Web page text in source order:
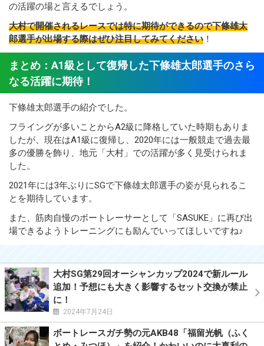
の活躍の場と言えるでしょう。
大村で開催されるレースでは特に期待ができるので下條雄太
郎選手が出場する際はぜひ注目してみてください ！
まとめ：A1級として復帰した下條雄太郎選手のさら
なる活躍に期待！
下條雄太郎選手の紹介でした。
フライングが多いことからA2級に降格していた時期もありま
したが、現在はA1級に復帰し、2020年には一般競走で過去最
多の優勝を飾り、地元「大村」での活躍が多く見受けられま
した。
2021年には3年ぶりにSGで下條雄太郎選手の姿が見られるこ
とを期待しています。
また、筋肉自慢のボートレーサーとして「SASUKE」に再び出
場できるようトレーニングにも励んでいってほしいですね♪
大村SG第29回オーシャンカップ2024で新ルール
追加！予想にも大きく影響するセット交換が禁止
に！
2024年7月24日
ボートレースガチ勢の元AKB48「福留光帆（ふく